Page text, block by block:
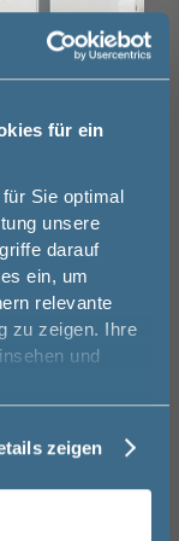
für ein
Sie optimal
unsere
darauf
ein, um
relevante
zu zeigen. Ihre
und
zeigen
mit
245,14 €
75
16
mit
35,5
Sie